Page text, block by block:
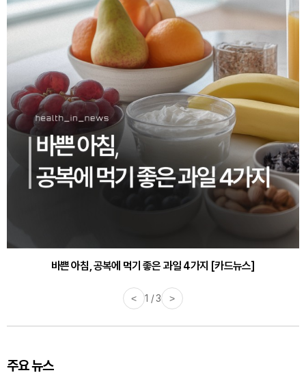
바쁜 아침, 공복에 먹기 좋은 과일 4가지 [카드뉴스]
< 1 / 3 >
주요 뉴스